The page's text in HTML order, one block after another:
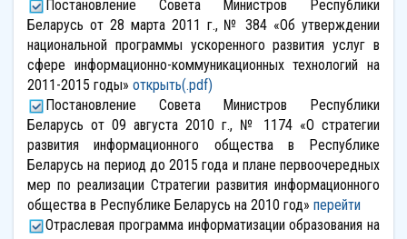
Постановление Совета Министров Республики
Беларусь от 28 марта 2011 г., № 384 «Об утверждении
национальной программы ускоренного развития услуг в
сфере информационно-коммуникационных технологий на
2011-2015 годы» открыть(.pdf)
Постановление Совета Министров Республики
Беларусь от 09 августа 2010 г., № 1174 «О стратегии
развития информационного общества в Республике
Беларусь на период до 2015 года и плане первоочередных
мер по реализации Стратегии развития информационного
общества в Республике Беларусь на 2010 год» перейти
Отраслевая программа информатизации образования на